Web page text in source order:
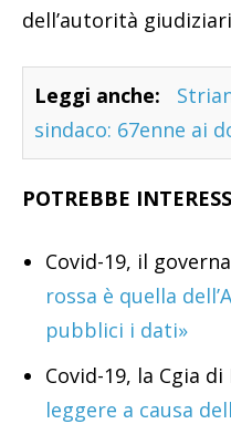
dell’autorità
Leggi anche:
sindaco: 67enne ai
POTREBBE
Covid-19, il
rossa è quella
pubblici i dati»
Covid-19, la Cgia
leggere a causa